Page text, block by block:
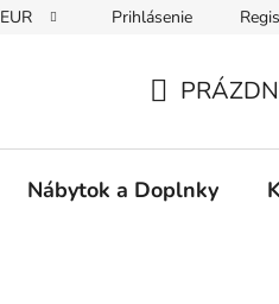
EUR Prihlásenie
KOŠÍK
Nábytok a Doplnky